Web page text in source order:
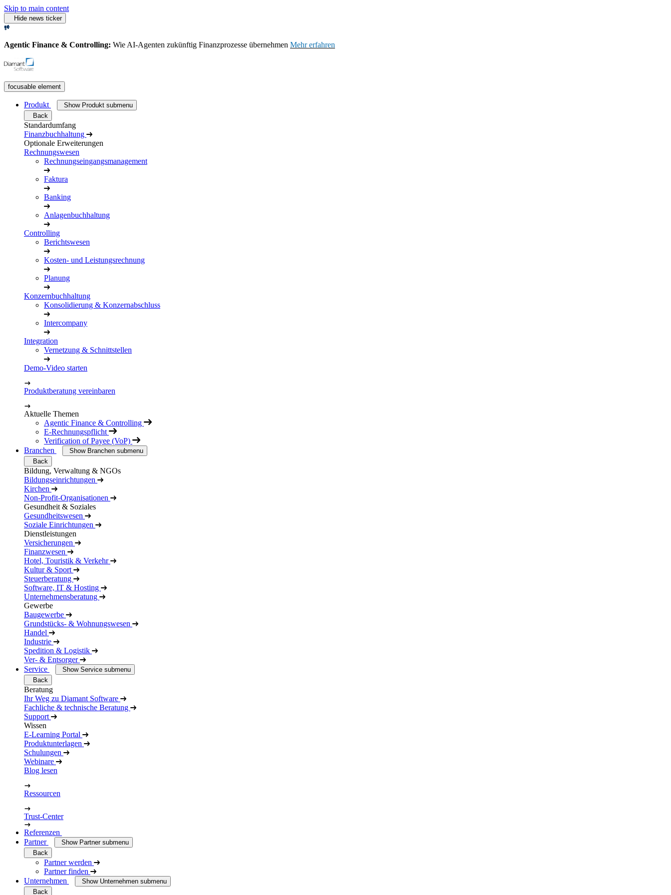
Skip to main content
Hide news ticker
Agentic Finance & Controlling: Wie AI‑Agenten zukünftig Finanzprozesse übernehmen Mehr erfahren
focusable element
Produkt
Show Produkt submenu
Back
Standardumfang
Finanzbuchhaltung
Optionale Erweiterungen
Rechnungswesen
Rechnungseingangsmanagement
Faktura
Banking
Anlagenbuchhaltung
Controlling
Berichtswesen
Kosten- und Leistungsrechnung
Planung
Konzernbuchhaltung
Konsolidierung & Konzernabschluss
Intercompany
Integration
Vernetzung & Schnittstellen
Demo-Video starten
Produktberatung vereinbaren
Aktuelle Themen
Agentic Finance & Controlling
E-Rechnungspflicht
Verification of Payee (VoP)
Branchen
Show Branchen submenu
Back
Bildung, Verwaltung & NGOs
Bildungseinrichtungen
Kirchen
Non-Profit-Organisationen
Gesundheit & Soziales
Gesundheitswesen
Soziale Einrichtungen
Dienstleistungen
Versicherungen
Finanzwesen
Hotel, Touristik & Verkehr
Kultur & Sport
Steuerberatung
Software, IT & Hosting
Unternehmensberatung
Gewerbe
Baugewerbe
Grundstücks- & Wohnungswesen
Handel
Industrie
Spedition & Logistik
Ver- & Entsorger
Service
Show Service submenu
Back
Beratung
Ihr Weg zu Diamant Software
Fachliche & technische Beratung
Support
Wissen
E-Learning Portal
Produktunterlagen
Schulungen
Webinare
Blog lesen
Ressourcen
Trust-Center
Referenzen
Partner
Show Partner submenu
Back
Partner werden
Partner finden
Unternehmen
Show Unternehmen submenu
Back